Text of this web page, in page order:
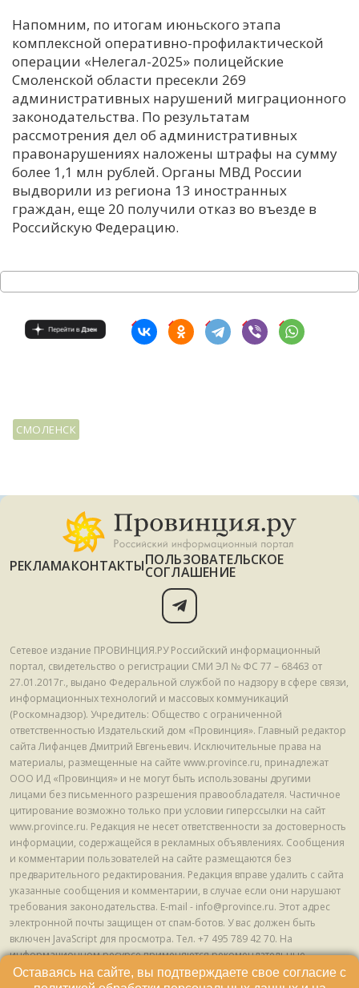
Напомним, по итогам июньского этапа
комплексной оперативно-профилактической
операции «Нелегал-2025» полицейские
Смоленской области пресекли 269
административных нарушений миграционного
законодательства. По результатам
рассмотрения дел об административных
правонарушениях наложены штрафы на сумму
более 1,1 млн рублей. Органы МВД России
выдворили из региона 13 иностранных
граждан, еще 20 получили отказ во въезде в
Российскую Федерацию.
СМОЛЕНСК
РЕКЛАМАКОНТАКТЫПОЛЬЗОВАТЕЛЬСКОЕ
СОГЛАШЕНИЕ
Сетевое издание ПРОВИНЦИЯ.РУ Российский информационный
портал, свидетельство о регистрации СМИ ЭЛ № ФС 77 – 68463 от
27.01.2017г., выдано Федеральной службой по надзору в сфере связи,
информационных технологий и массовых коммуникаций
(Роскомнадзор). Учредитель: Общество с ограниченной
ответственностью Издательский дом «Провинция». Главный редактор
сайта Лифанцев Дмитрий Евгеньевич. Исключительные права на
материалы, размещенные на сайте www.province.ru, принадлежат
ООО ИД «Провинция» и не могут быть использованы другими
лицами без письменного разрешения правообладателя. Частичное
цитирование возможно только при условии гиперссылки на сайт
www.province.ru. Редакция не несет ответственности за достоверность
информации, содержащейся в рекламных объявлениях. Сообщения
и комментарии пользователей на сайте размещаются без
предварительного редактирования. Редакция вправе удалить с сайта
указанные сообщения и комментарии, в случае если они нарушают
требования законодательства. E-mail - info@province.ru. Этот адрес
электронной почты защищен от спам-ботов. У вас должен быть
включен JavaScript для просмотра. Tел. +7 495 789 42 70. На
информационном ресурсе применяются рекомендательные
технологии (информационные технологии предоставления
Оставаясь на сайте, вы подтверждаете свое согласие с